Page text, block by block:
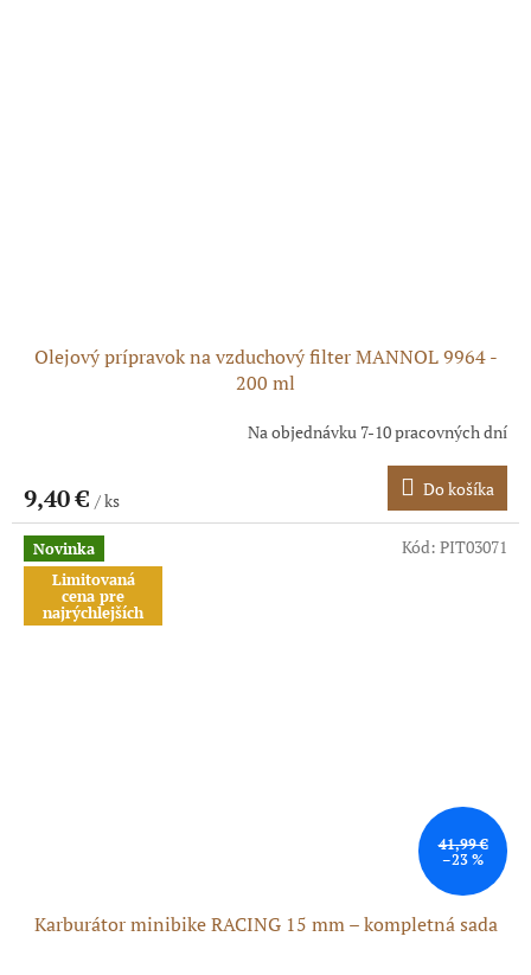
Olejový prípravok na vzduchový filter MANNOL 9964 -
200 ml
Na objednávku 7-10 pracovných dní
9,40 € / ks
Do košíka
Novinka
Limitovaná
cena pre
najrýchlejších
41,99 €
–23 %
Karburátor minibike RACING 15 mm – kompletná sada
Kód: PIT03071